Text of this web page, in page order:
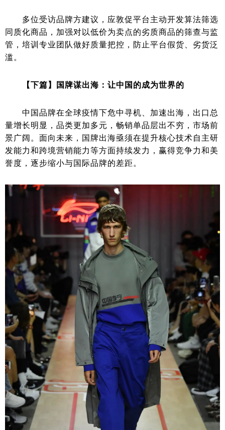
多位受访品牌方建议，应敦促平台主动开发算法筛选
同质化商品，加强对以低价为卖点的劣质商品的筛查与监
管，培训专业团队做好质量把控，防止平台假货、劣货泛
滥。
【下篇】国牌谋出海：让中国的成为世界的
中国品牌在全球疫情下危中寻机、加速出海，出口总
量增长明显，品类更加多元，畅销单品层出不穷，市场前
景广阔。面向未来，国牌出海亟须在提升核心技术自主研
发能力和跨境营销能力等方面持续发力，赢得竞争力和美
誉度，逐步缩小与国际品牌的差距。